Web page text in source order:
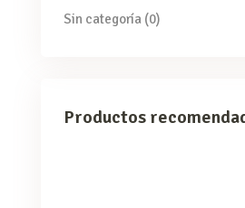
Sin categoría (0)
Productos